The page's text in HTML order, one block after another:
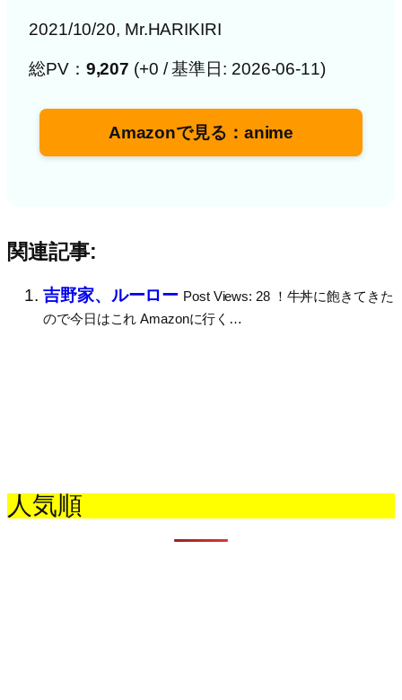
2021/10/20, Mr.HARIKIRI
総PV： 9,207 (+0 / 基準日: 2026-06-11)
Amazonで見る：anime
関連記事:
吉野家、ルーロー Post Views: 28 ！牛丼に飽きてきた
ので今日はこれ Amazonに行く…
人気順